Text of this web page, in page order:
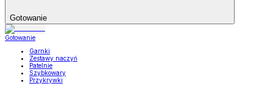
Gotowanie
Gotowanie
Garnki
Zestawy naczyń
Patelnie
Szybkowary
Przykrywki